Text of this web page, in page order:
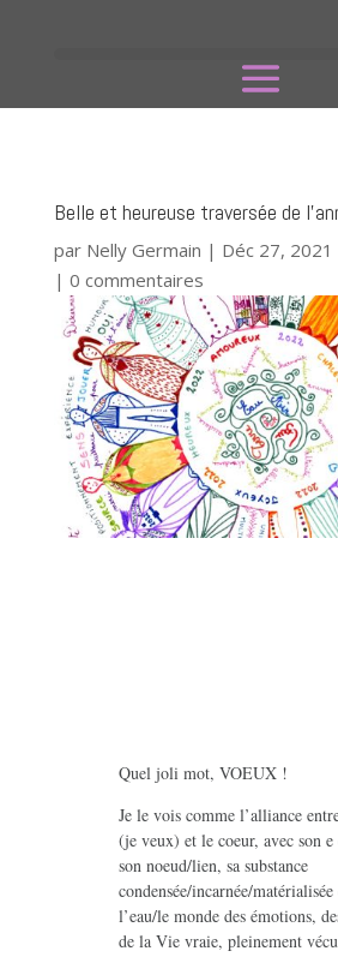
Belle et heureuse traversée de
par Nelly Germain | Déc 27, 2021
| 0 commentaires
Quel joli mot, VOEUX !
Je le vois comme l’alliance
(je veux) et le coeur, avec son e
son noeud/lien, sa substance
condensée/incarnée/matérialisée
l’eau/le monde des émotions,
de la Vie vraie, pleinement